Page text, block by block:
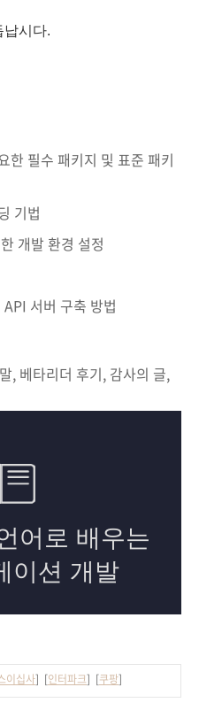
납시다.
한 필수 패키지 및 표준 패키
기법
개발 환경 설정
서버 구축 방법
, 베타리더 후기, 감사의 글,
이십사] [인터파크] [쿠팡]